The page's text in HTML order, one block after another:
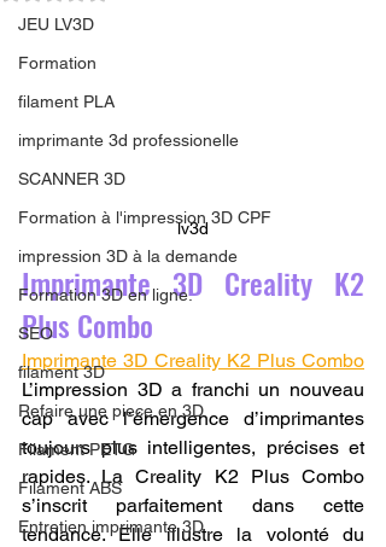
JEU LV3D
Formation
filament PLA
imprimante 3d professionelle
SCANNER 3D
Formation à l'impression 3D CPF
impression 3D à la demande
Formation 3D en ligne.
SEO
filament 3D
Refaire une piece en 3D
Filament PETG
Filament ABS
Entretien imprimante 3D
lv3d
Imprimante 3D Creality K2
Plus Combo
Imprimante 3D Creality K2 Plus Combo
L’impression 3D a franchi un nouveau
cap avec l’émergence d’imprimantes
toujours plus intelligentes, précises et
rapides. La Creality K2 Plus Combo
s’inscrit parfaitement dans cette
tendance. Elle illustre la volonté du